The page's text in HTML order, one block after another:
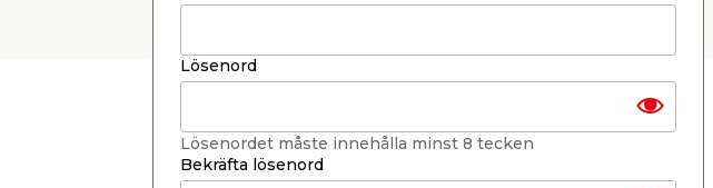
Lösenord
Lösenordet måste innehålla minst 8 tecken
Bekräfta lösenord